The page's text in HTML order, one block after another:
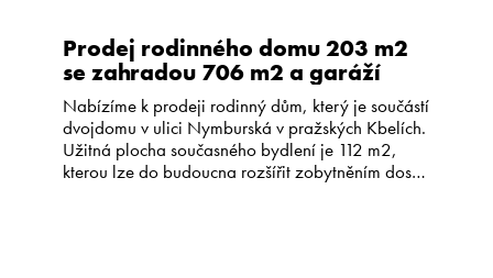
Prodej rodinného domu 203 m2
se zahradou 706 m2 a garáží
Nabízíme k prodeji rodinný dům, který je součástí
dvojdomu v ulici Nymburská v pražských Kbelích.
Užitná plocha současného bydlení je 112 m2,
kterou lze do budoucna rozšířit zobytněním dosud